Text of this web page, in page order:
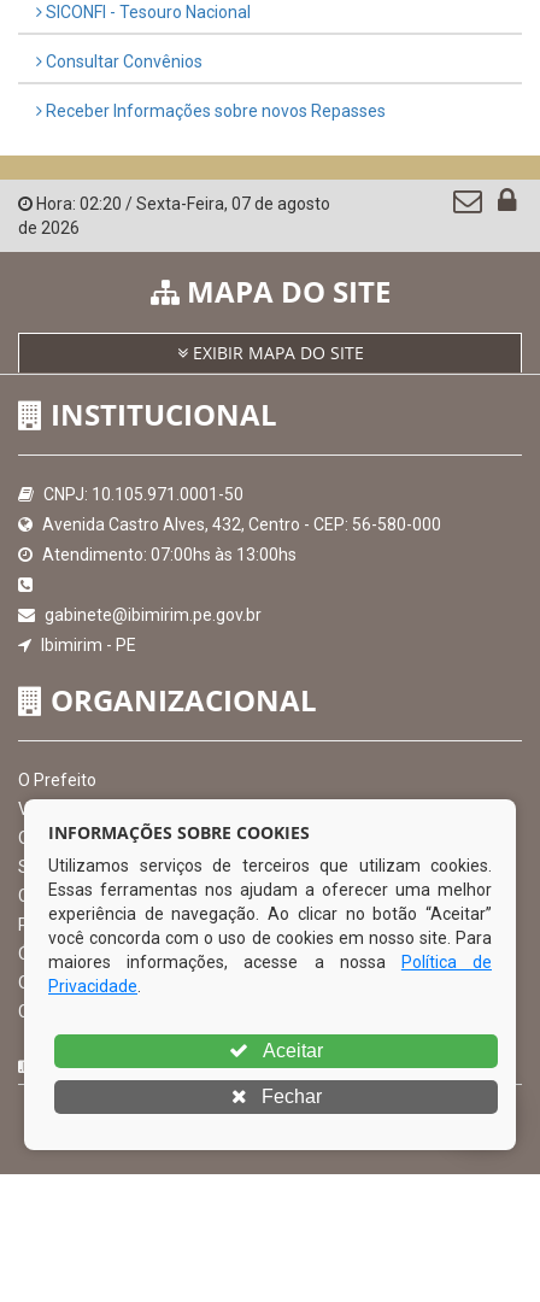
SICONFI - Tesouro Nacional
Consultar Convênios
Receber Informações sobre novos Repasses
Hora: 02:20 /Sexta-Feira, 07 de agosto
de 2026
MAPA DO SITE
EXIBIR MAPA DO SITE
INSTITUCIONAL
CNPJ: 10.105.971.0001-50
Avenida Castro Alves, 432, Centro - CEP: 56-580-000
Atendimento: 07:00hs às 13:00hs
gabinete@ibimirim.pe.gov.br
Ibimirim - PE
ORGANIZACIONAL
O Prefeito
Vice Prefeito
Ouvidoria Municipal
Serviço de Informação ao Cidadão – SIC
Chefe de Gabinete
Procuradoria Geral
Órgão de Controle Interno
Organograma
Comissão Permanente de Licitação – CPL
CURTA NOSSA FAN PAGE
INFORMAÇÕES SOBRE COOKIES
Utilizamos serviços de terceiros que utilizam cookies.
Essas ferramentas nos ajudam a oferecer uma melhor
experiência de navegação. Ao clicar no botão “Aceitar”
você concorda com o uso de cookies em nosso site. Para
maiores informações, acesse a nossa
Política de
Privacidade
Aceitar
Fechar